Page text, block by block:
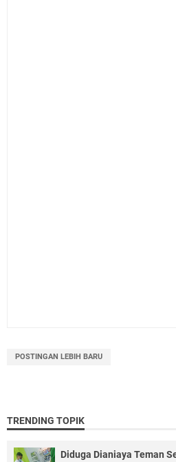
POSTINGAN LEBIH BARU
TRENDING TOPIK
Diduga Dianiaya Teman